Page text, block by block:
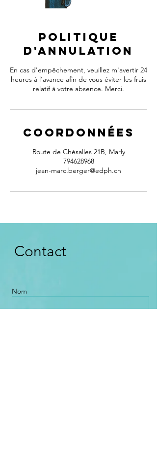
Politique
d'annulation
En cas d'empêchement, veuillez m'avertir 24
heures à l'avance afin de vous éviter les frais
relatif à votre absence. Merci.
Coordonnées
Route de Chésalles 21B, Marly
794628968
jean-marc.berger@edph.ch
Contact
Nom